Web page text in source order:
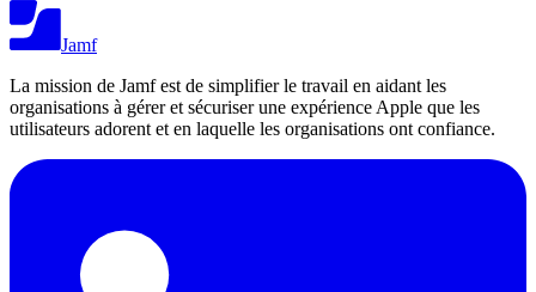
Jamf
La mission de Jamf est de simplifier le travail en aidant les
organisations à gérer et sécuriser une expérience Apple que les
utilisateurs adorent et en laquelle les organisations ont confiance.